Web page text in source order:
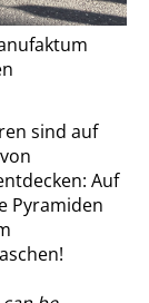
sind auf
Auf
Pyramiden